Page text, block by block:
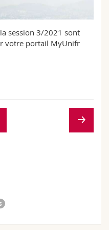
session 3/2021 sont
votre portail MyUnifr